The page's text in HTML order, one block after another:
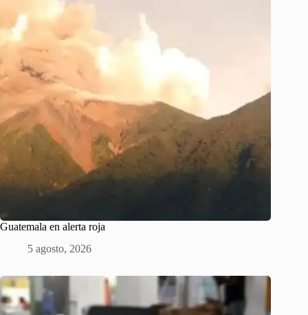
Guatemala en alerta roja
5 agosto, 2026